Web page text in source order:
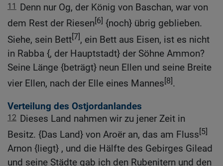
11
Denn nur Og, der König von Baschan, war von
dem Rest der Riesen[6] {noch} übrig geblieben.
Siehe, sein Bett[7], ein Bett aus Eisen, ist es nicht
in Rabba {, der Hauptstadt} der Söhne Ammon?
Seine Länge {beträgt} neun Ellen und seine Breite
vier Ellen, nach der Elle eines Mannes[8].
Verteilung des Ostjordanlandes
12 Dieses Land nahmen wir zu jener Zeit in
Besitz. {Das Land} von Aroër an, das am Fluss[5]
Arnon {liegt} , und die Hälfte des Gebirges Gilead
und seine Städte gab ich den Rubenitern und den